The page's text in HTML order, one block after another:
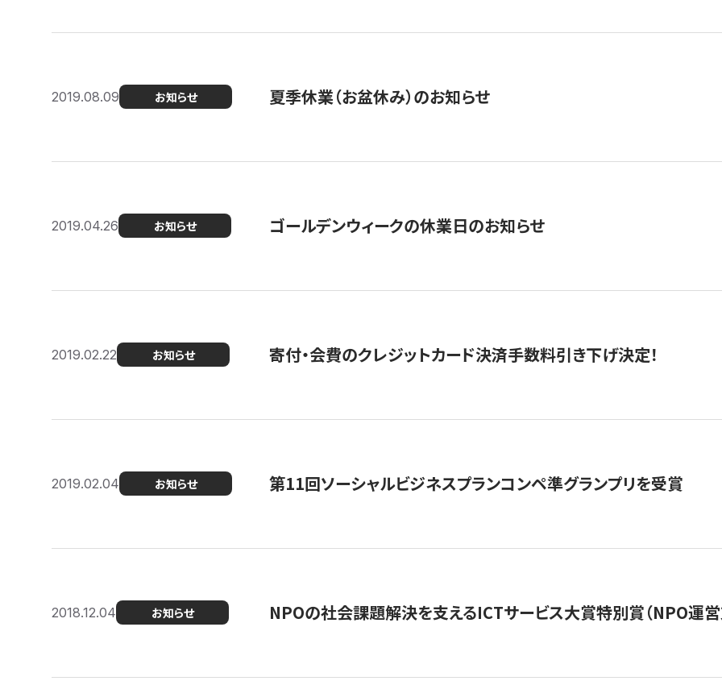
2019.08.09 お知らせ 夏季休業（お盆休み）のお知らせ
2019.04.26 お知らせ ゴールデンウィークの休業日のお知らせ
2019.02.22 お知らせ 寄付・会費のクレジットカード決済手数料引き下げ決定！
2019.02.04 お知らせ 第11回ソーシャルビジネスプランコンペ準グランプリを受賞
2018.12.04 お知らせ NPOの社会課題解決を支えるICTサービス大賞特別賞（NPO運